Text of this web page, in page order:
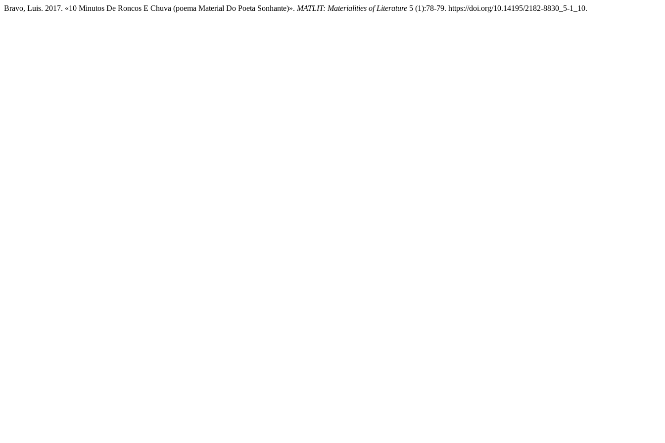
Bravo, Luis. 2017. «10 Minutos De Roncos E Chuva (poema Material Do Poeta Sonhante)». MATLIT: Materialities of Literature 5 (1):78-79. https://doi.org/10.14195/2182-8830_5-1_10.